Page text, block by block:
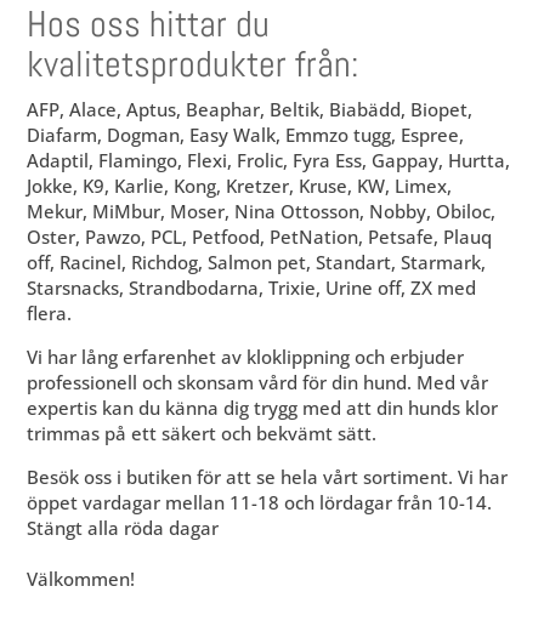
Hos oss hittar du
kvalitetsprodukter från:
AFP, Alace, Aptus, Beaphar, Beltik, Biabädd, Biopet,
Diafarm, Dogman, Easy Walk, Emmzo tugg, Espree,
Adaptil, Flamingo, Flexi, Frolic, Fyra Ess, Gappay, Hurtta,
Jokke, K9, Karlie, Kong, Kretzer, Kruse, KW, Limex,
Mekur, MiMbur, Moser, Nina Ottosson, Nobby, Obiloc,
Oster, Pawzo, PCL, Petfood, PetNation, Petsafe, Plauq
off, Racinel, Richdog, Salmon pet, Standart, Starmark,
Starsnacks, Strandbodarna, Trixie, Urine off, ZX med
flera.
Vi har lång erfarenhet av kloklippning och erbjuder
professionell och skonsam vård för din hund. Med vår
expertis kan du känna dig trygg med att din hunds klor
trimmas på ett säkert och bekvämt sätt.
​Besök oss i butiken för att se hela vårt sortiment. Vi har
öppet vardagar mellan 11-18 och lördagar från 10-14.
Stängt alla röda dagar
​Välkommen!